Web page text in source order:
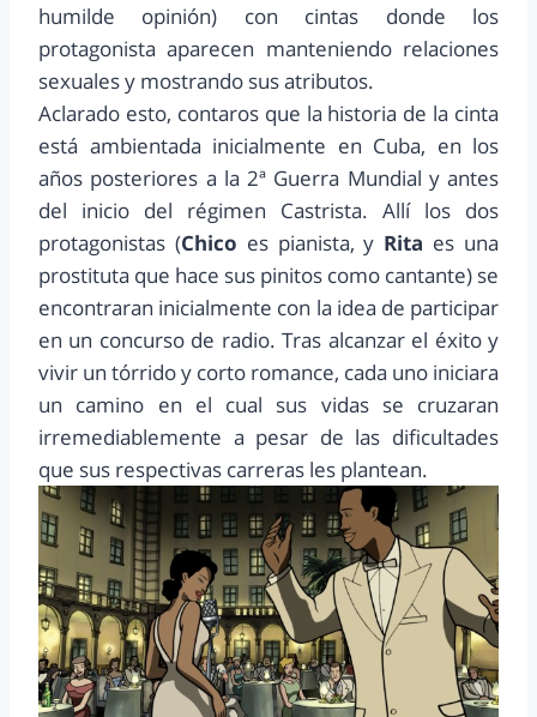
humilde opinión) con cintas donde los
protagonista aparecen manteniendo relaciones
sexuales y mostrando sus atributos.
Aclarado esto, contaros que la historia de la cinta
está ambientada inicialmente en Cuba, en los
años posteriores a la 2ª Guerra Mundial y antes
del inicio del régimen Castrista. Allí los dos
protagonistas (Chico es pianista, y Rita es una
prostituta que hace sus pinitos como cantante) se
encontraran inicialmente con la idea de participar
en un concurso de radio. Tras alcanzar el éxito y
vivir un tórrido y corto romance, cada uno iniciara
un camino en el cual sus vidas se cruzaran
irremediablemente a pesar de las dificultades
que sus respectivas carreras les plantean.